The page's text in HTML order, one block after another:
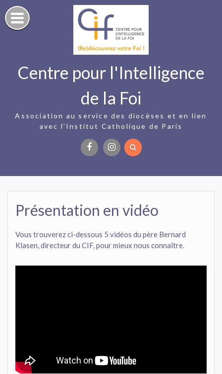
Skip
to
content
Centre pour l'Intelligence
de la Foi
Association au service des diocèses et en lien
avec l’Institut Catholique de Paris
Présentation en vidéo
Vous trouverez ci-dessous 5 vidéos du père Bernard
Klasen, directeur du CIF, pour mieux nous connaître.